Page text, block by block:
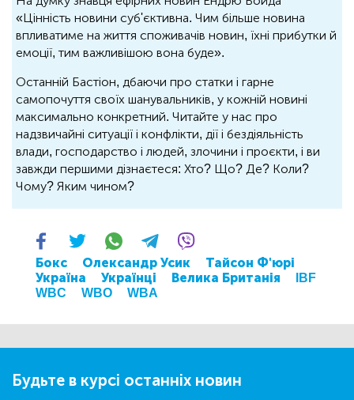
«Цінність новини суб'єктивна. Чим більше новина
впливатиме на життя споживачів новин, їхні прибутки й
емоції, тим важливішою вона буде».
Останній Бастіон, дбаючи про статки і гарне
самопочуття своїх шанувальників, у кожній новині
максимально конкретний. Читайте у нас про
надзвичайні ситуації і конфлікти, дії і бездіяльність
влади, господарство і людей, злочини і проєкти, і ви
завжди першими дізнаєтеся: Хто? Що? Де? Коли?
Чому? Яким чином?
Бокс Олександр Усик
Тайсон Ф'юрі
Україна
Українці Велика Британія
IBF
WBC
WBO WBA
Будьте в курсі останніх новин